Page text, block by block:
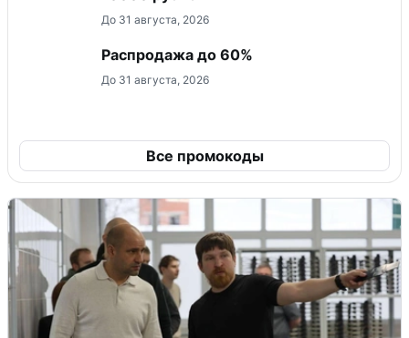
До 31 августа, 2026
Распродажа до 60%
До 31 августа, 2026
Все промокоды